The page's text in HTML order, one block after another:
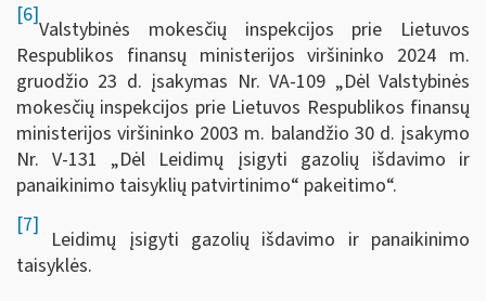
[6]
Valstybinės mokesčių inspekcijos prie Lietuvos
Respublikos finansų ministerijos viršininko 2024 m.
gruodžio 23 d. įsakymas Nr. VA-109 „Dėl Valstybinės
mokesčių inspekcijos prie Lietuvos Respublikos finansų
ministerijos viršininko 2003 m. balandžio 30 d. įsakymo
Nr. V-131 „Dėl Leidimų įsigyti gazolių išdavimo ir
panaikinimo taisyklių patvirtinimo“ pakeitimo“.
[7]
Leidimų įsigyti gazolių išdavimo ir panaikinimo
taisyklės.